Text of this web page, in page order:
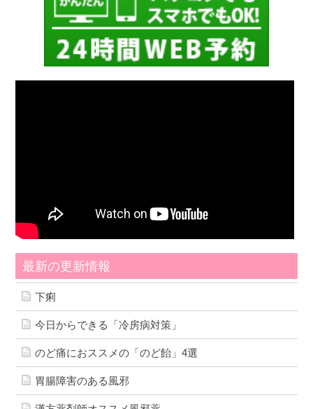
最新の更新情報
下痢
今日からできる「冷房病対策」
のど痛におススメの「のど飴」4選
胃腸障害のある風邪